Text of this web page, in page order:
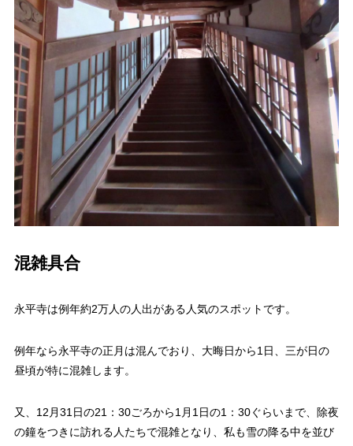
混雑具合
永平寺は例年約2万人の人出がある人気のスポットです。
例年なら永平寺の正月は混んでおり、大晦日から1日、三が日の
昼頃が特に混雑します。
又、12月31日の21：30ごろから1月1日の1：30ぐらいまで、除夜
の鐘をつきに訪れる人たちで混雑となり、私も雪の降る中を並び